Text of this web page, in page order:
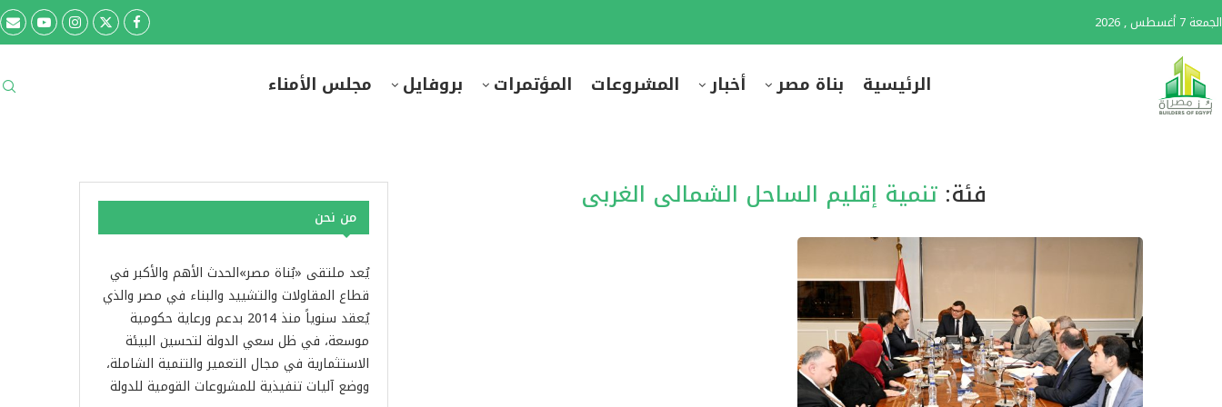
الجمعة 7 أغسطس , 2026
الرئيسية بناة مصر أخبار المشروعات المؤتمرات بروفايل مجلس الأمناء
فئة: تنمية إقليم الساحل الشمالى الغربى
من نحن
يُعد ملتقى «بُناة مصر»الحدث الأهم والأكبر في
قطاع المقاولات والتشييد والبناء في مصر والذي
يُعقد سنوياً منذ 2014 بدعم ورعاية حكومية
موسعة، في ظل سعي الدولة لتحسين البيئة
الاستثمارية في مجال التعمير والتنمية الشاملة،
ووضع آليات تنفيذية للمشروعات القومية للدولة